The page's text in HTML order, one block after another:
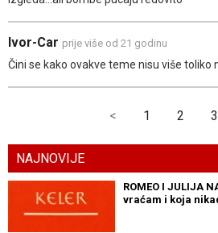
Ivor-Car prije više od 21 godinu
Čini se kako ovakve teme nisu više toliko
< 1 2 3
NAJNOVIJE
ROMEO I JULIJA
vraćam i koja